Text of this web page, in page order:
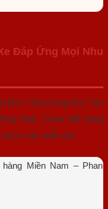
Đáp Ứng Mọi Nhu
Đức Hòa (Long An), Tân
Nai). Chưa biết hàng
tôi tư vấn miễn phí.